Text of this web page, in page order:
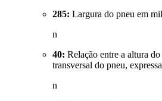
285: Largura do pneu em
n
40: Relação entre a altura
transversal do pneu,
n